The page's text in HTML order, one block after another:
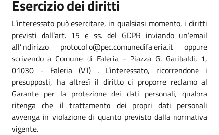
Esercizio dei diritti
L’interessato può esercitare, in qualsiasi momento, i diritti
previsti dall’art. 15 e ss. del GDPR inviando un’email
all’indirizzo protocollo@pec.comunedifaleria.it oppure
scrivendo a Comune di Faleria - Piazza G. Garibaldi, 1,
01030 - Faleria (VT) . L’interessato, ricorrendone i
presupposti, ha altresì il diritto di proporre reclamo al
Garante per la protezione dei dati personali, qualora
ritenga che il trattamento dei propri dati personali
avvenga in violazione di quanto previsto dalla normativa
vigente.